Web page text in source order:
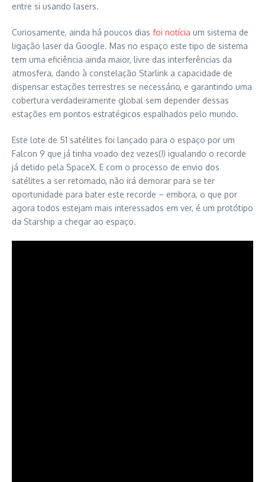
entre si usando lasers.
Curiosamente, ainda há poucos dias foi notícia um sistema de
ligação laser da Google. Mas no espaço este tipo de sistema
tem uma eficiência ainda maior, livre das interferências da
atmosfera, dando à constelação Starlink a capacidade de
dispensar estações terrestres se necessário, e garantindo uma
cobertura verdadeiramente global sem depender dessas
estações em pontos estratégicos espalhados pelo mundo.
Este lote de 51 satélites foi lançado para o espaço por um
Falcon 9 que já tinha voado dez vezes(!) igualando o recorde
já detido pela SpaceX. E com o processo de envio dos
satélites a ser retomado, não irá demorar para se ter
oportunidade para bater este recorde – embora, o que por
agora todos estejam mais interessados em ver, é um protótipo
da Starship a chegar ao espaço.